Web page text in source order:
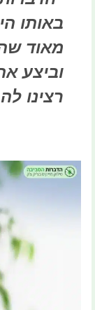
באותו
מאוד
וביצע
רצינו